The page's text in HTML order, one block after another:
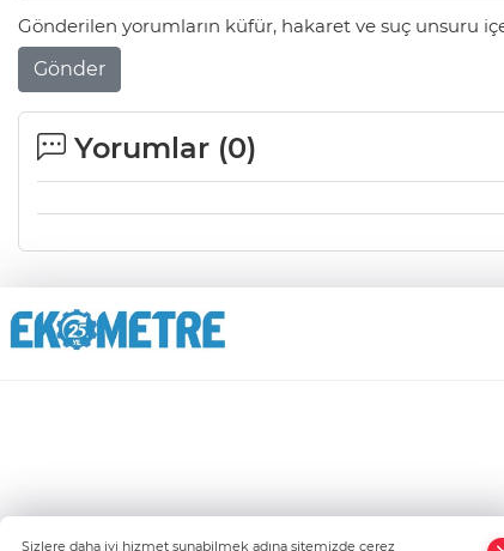
Gönderilen yorumların küfür, hakaret ve suç unsuru
Gönder
Yorumlar (0)
Sizlere daha iyi hizmet sunabilmek adına sitemizde çerez